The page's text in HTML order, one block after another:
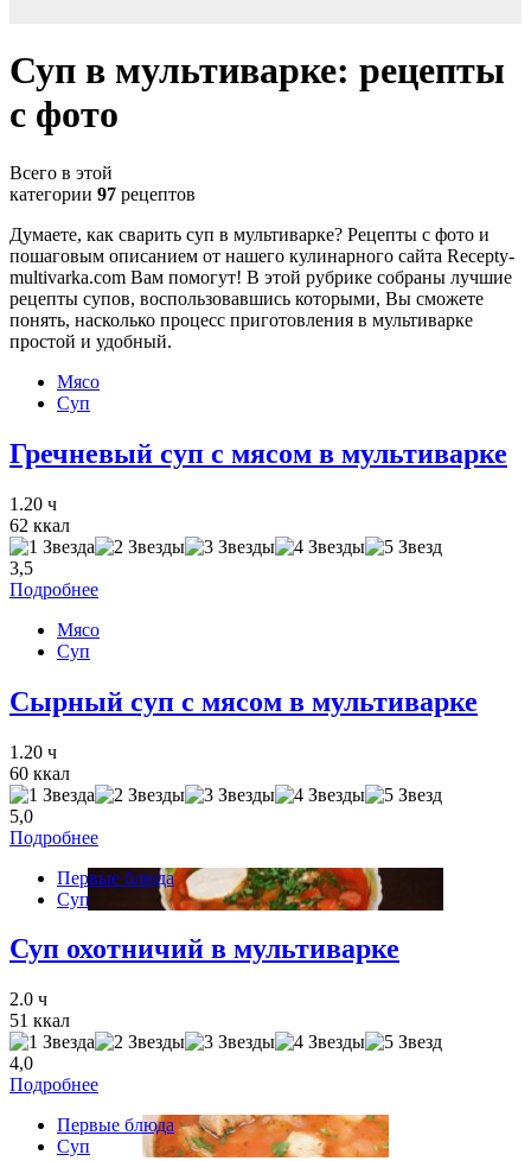
Суп в мультиварке: рецепты
с фото
Всего в этой
категории 97 рецептов
Думаете, как сварить суп в мультиварке? Рецепты с фото и
пошаговым описанием от нашего кулинарного сайта Recepty-
multivarka.com Вам помогут! В этой рубрике собраны лучшие
рецепты супов, воспользовавшись которыми, Вы сможете
понять, насколько процесс приготовления в мультиварке
простой и удобный.
Мясо
Суп
Гречневый суп с мясом в мультиварке
1.20 ч
62 ккал
3,5
Подробнее
Мясо
Суп
Сырный суп с мясом в мультиварке
1.20 ч
60 ккал
5,0
Подробнее
Первые блюда
Суп
Суп охотничий в мультиварке
2.0 ч
51 ккал
4,0
Подробнее
Первые блюда
Суп